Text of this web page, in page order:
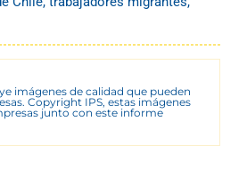
imágenes de calidad que pueden
Copyright IPS, estas imágenes
junto con este informe